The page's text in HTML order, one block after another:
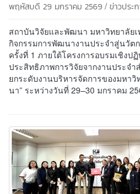
พฤหัสบดี 29 มกราคม 2569 / ข่าวประ
สถาบันวิจัยและพัฒนา มหาวิทยาลัย
กิจกรรมการพัฒนางานประจำสู่นวัต
ครั้งที่ 1 ภายใต้โครงการอบรมเชิงป
ประสิทธิภาพการวิจัยจากงานประจ
ยกระดับงานบริหารจัดการของมหา
นา” ระหว่างวันที่ 29–30 มกราคม